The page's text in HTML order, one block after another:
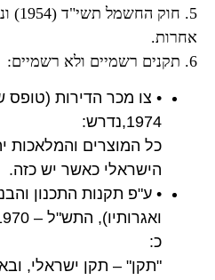
5.
אחרות.
6. תקנים רשמיים ולא רשמיים:
• צו מכר הדירות
1974,נדרש:
כל המוצרים והמלאכות
הישראלי כאשר יש כזה.
• ע"פ תקנות התכנון
כ:
"תקן" – תקן ישראלי,